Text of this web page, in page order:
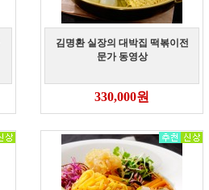
김명환 실장의 대박집 떡볶이전
문가 동영상
330,000원